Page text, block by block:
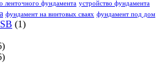
ленточного фундамента устройство фундамента
фундамент на винтовых сваях фундамент под дом
(1)